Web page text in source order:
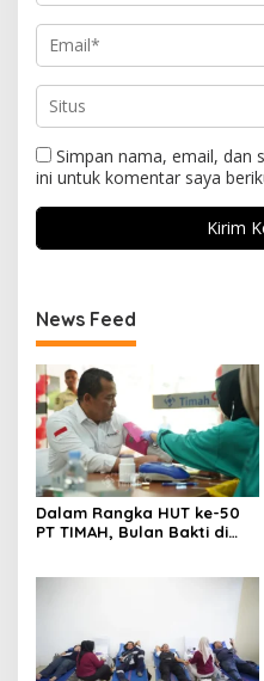
Simpan nama, email, dan
ini untuk komentar saya
News Feed
Dalam Rangka HUT ke-50
PT TIMAH, Bulan Bakti di